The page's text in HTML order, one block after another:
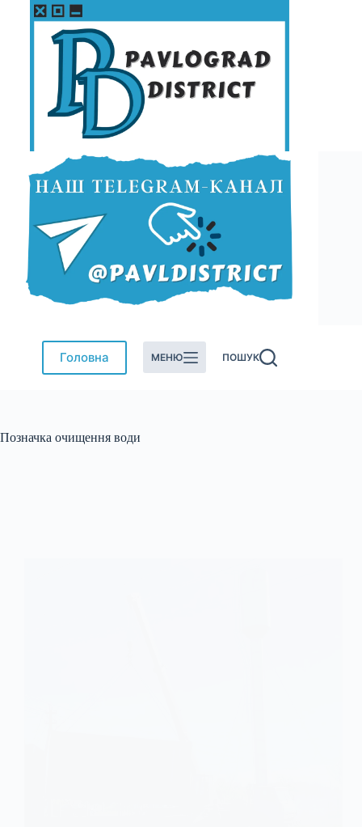
Перейти
Головна МЕНЮ ПОШУК
Позначка очищення води